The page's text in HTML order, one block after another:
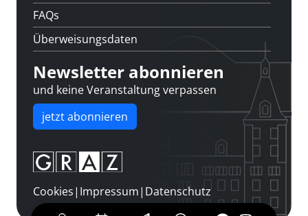
FAQs
Überweisungsdaten
Newsletter abonnieren
und keine Veranstaltung verpassen
jetzt abonnieren
Cookies| Impressum| Datenschutz